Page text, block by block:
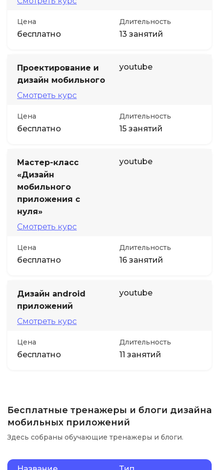
Цена
бесплатно
Длительность
13 занятий
Проектирование и
дизайн мобильного
Смотреть курс
youtube
Цена
бесплатно
Длительность
15 занятий
Мастер-класс
«Дизайн
мобильного
приложения с
нуля»
Смотреть курс
youtube
Цена
бесплатно
Длительность
16 занятий
Дизайн android
приложений
Смотреть курс
youtube
Цена
бесплатно
Длительность
11 занятий
Бесплатные тренажеры и блоги дизайна
мобильных приложений
Здесь собраны обучающие тренажеры и блоги.